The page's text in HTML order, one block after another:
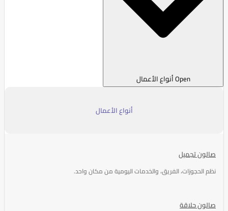
Open أنواع الأعمال
أنواع الأعمال
صالون تجميل
نظم الحجوزات، الفريق، والخدمات اليومية من مكان واحد.
صالون حلاقة